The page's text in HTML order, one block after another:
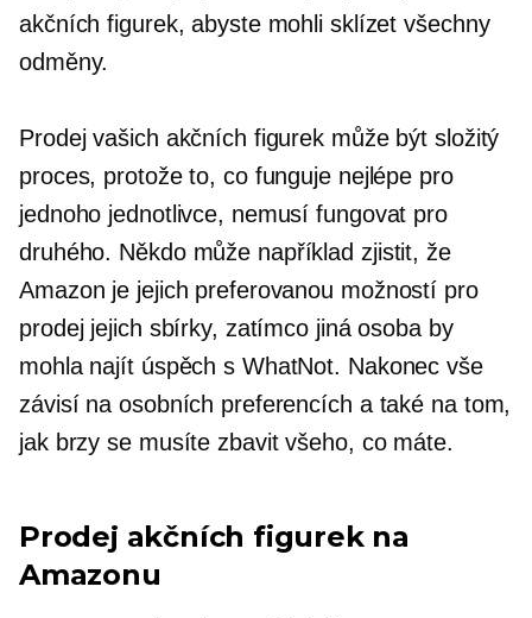
akčních figurek, abyste mohli sklízet všechny
odměny.
Prodej vašich akčních figurek může být složitý
proces, protože to, co funguje nejlépe pro
jednoho jednotlivce, nemusí fungovat pro
druhého. Někdo může například zjistit, že
Amazon je jejich preferovanou možností pro
prodej jejich sbírky, zatímco jiná osoba by
mohla najít úspěch s WhatNot. Nakonec vše
závisí na osobních preferencích a také na tom,
jak brzy se musíte zbavit všeho, co máte.
Prodej akčních figurek na
Amazonu